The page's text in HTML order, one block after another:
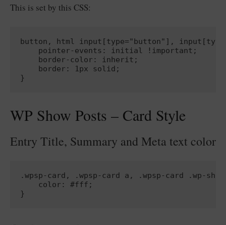
This is set by this CSS:
button, html input[type="button"],
    pointer-events: initial !important;
    border-color: inherit;
    border: 1px solid;
WP Show Posts – Card Style
Entry Title, Summary and Meta text color
.wpsp-card, .wpsp-card a, .wpsp-card .wp-
    color: #fff;